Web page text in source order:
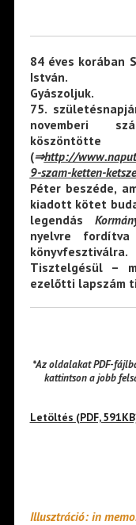
84 éves korában
István.
Gyászoljuk.
75.
novemberi
köszöntötte
(⇒http://
9-szam-ketten-
Péter beszéde,
kiadott kötet
legendás
nyelvre
könyvfesztiválra.
Tisztelgésül –
ezelőtti lapszám
*Az oldalakat PDF-
kattintson a jobb
Letöltés (PDF,
Illusztráció: in